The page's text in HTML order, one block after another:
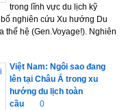
trong lĩnh vực du lịch kỹ
nghiên cứu Xu hướng Du
thế hệ (Gen.Voyage!). Nghiên
Việt Nam: Ngôi sao đang
lên tại Châu Á trong xu
hướng du lịch toàn
cầu
0